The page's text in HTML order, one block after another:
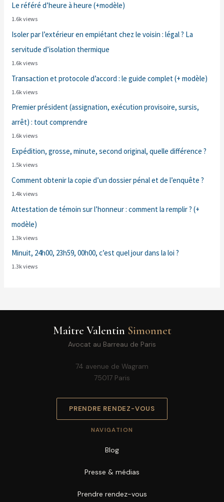
Le référé d’heure à heure (+modèle)
1.6k views
Isoler par l’extérieur en empiétant chez le voisin : légal ? La
servitude d’isolation thermique
1.6k views
Transaction et protocole d’accord : le guide complet (+ modèle)
1.6k views
Premier président (assignation, exécution provisoire, sursis,
arrêt) : tout comprendre
1.6k views
Expédition, grosse, minute, second original, quelle différence ?
1.5k views
Comment obtenir la copie d’un dossier pénal et de l’enquête ?
1.4k views
Attestation de témoin sur l’honneur : comment la remplir ? (+
modèle)
1.3k views
Minuit, 24h00, 23h59, 00h00, c’est quel jour dans la loi ?
1.3k views
Maître Valentin Simonnet
Avocat au Barreau de Paris
74 avenue de Wagram
75017 Paris
PRENDRE RENDEZ-VOUS
NAVIGATION
Blog
Presse & médias
Prendre rendez-vous